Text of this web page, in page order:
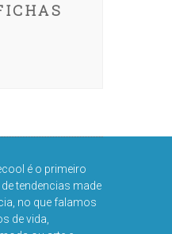
é o primeiro
tendencias made
no que falamos
de vida,